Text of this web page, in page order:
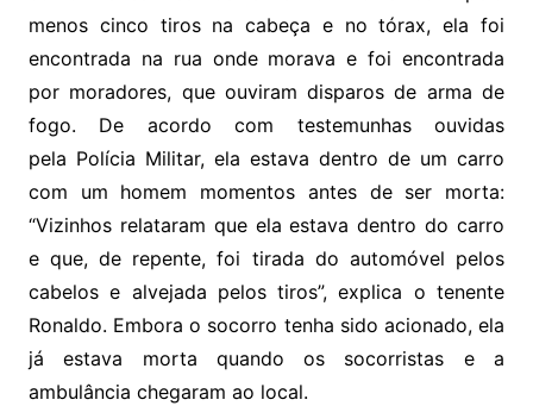
menos cinco tiros na cabeça e no tórax, ela foi
encontrada na rua onde morava e foi encontrada
por moradores, que ouviram disparos de arma de
fogo. De acordo com testemunhas ouvidas
pela Polícia Militar, ela estava dentro de um carro
com um homem momentos antes de ser morta:
“Vizinhos relataram que ela estava dentro do carro
e que, de repente, foi tirada do automóvel pelos
cabelos e alvejada pelos tiros”, explica o tenente
Ronaldo. Embora o socorro tenha sido acionado, ela
já estava morta quando os socorristas e a
ambulância chegaram ao local.